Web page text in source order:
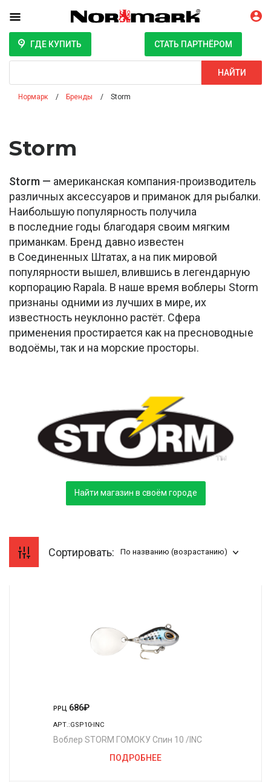
ГДЕ КУПИТЬ СТАТЬ ПАРТНЁРОМ
НАЙТИ
Нормарк Бренды Storm
Storm
Storm — американская компания-производитель
различных аксессуаров и приманок для рыбалки.
Наибольшую популярность получила
в последние годы благодаря своим мягким
приманкам. Бренд давно известен
в Соединенных Штатах, а на пик мировой
популярности вышел, влившись в легендарную
корпорацию Rapala. В наше время воблеры Storm
признаны одними из лучших в мире, их
известность неуклонно растёт. Сфера
применения простирается как на пресноводные
водоёмы, так и на морские просторы.
Найти магазин в своём городе
Сортировать: По названию (возрастанию)
РРЦ 686₽
АРТ.:GSP10-INC
Воблер STORM ГОМОКУ Спин 10 /INC
ПОДРОБНЕЕ